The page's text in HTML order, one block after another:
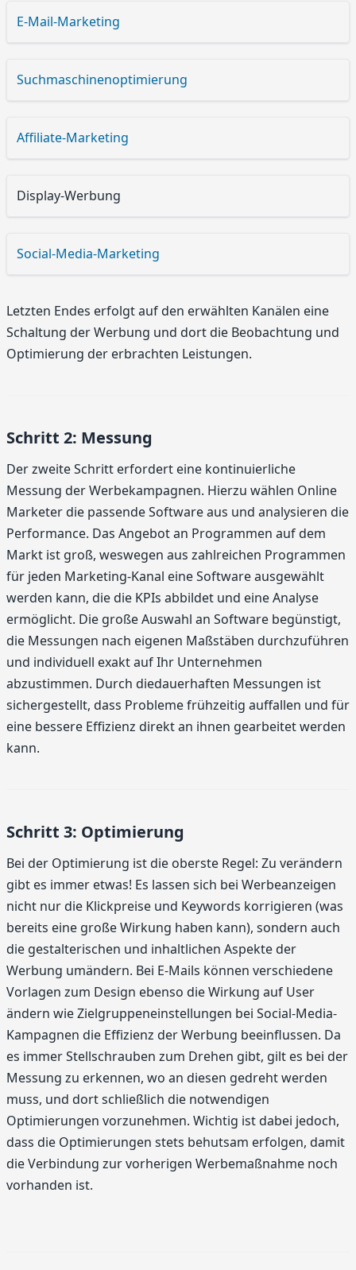
E-Mail-Marketing
Suchmaschinenoptimierung
Affiliate-Marketing
Display-Werbung
Social-Media-Marketing
Letzten Endes erfolgt auf den erwählten Kanälen eine
Schaltung der Werbung und dort die Beobachtung und
Optimierung der erbrachten Leistungen.
Schritt 2: Messung
Der zweite Schritt erfordert eine kontinuierliche
Messung der Werbekampagnen. Hierzu wählen Online
Marketer die passende Software aus und analysieren die
Performance. Das Angebot an Programmen auf dem
Markt ist groß, weswegen aus zahlreichen Programmen
für jeden Marketing-Kanal eine Software ausgewählt
werden kann, die die KPIs abbildet und eine Analyse
ermöglicht. Die große Auswahl an Software begünstigt,
die Messungen nach eigenen Maßstäben durchzuführen
und individuell exakt auf Ihr Unternehmen
abzustimmen. Durch diedauerhaften Messungen ist
sichergestellt, dass Probleme frühzeitig auffallen und für
eine bessere Effizienz direkt an ihnen gearbeitet werden
kann.
Schritt 3: Optimierung
Bei der Optimierung ist die oberste Regel: Zu verändern
gibt es immer etwas! Es lassen sich bei Werbeanzeigen
nicht nur die Klickpreise und Keywords korrigieren (was
bereits eine große Wirkung haben kann), sondern auch
die gestalterischen und inhaltlichen Aspekte der
Werbung umändern. Bei E-Mails können verschiedene
Vorlagen zum Design ebenso die Wirkung auf User
ändern wie Zielgruppeneinstellungen bei Social-Media-
Kampagnen die Effizienz der Werbung beeinflussen. Da
es immer Stellschrauben zum Drehen gibt, gilt es bei der
Messung zu erkennen, wo an diesen gedreht werden
muss, und dort schließlich die notwendigen
Optimierungen vorzunehmen. Wichtig ist dabei jedoch,
dass die Optimierungen stets behutsam erfolgen, damit
die Verbindung zur vorherigen Werbemaßnahme noch
vorhanden ist.